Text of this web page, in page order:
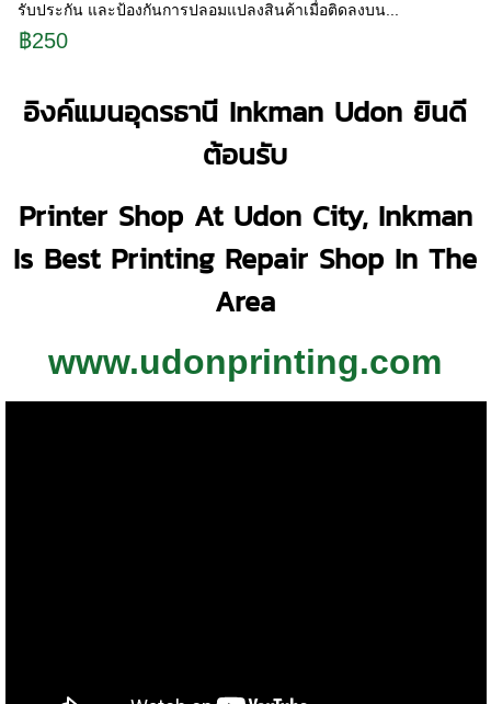
รับประกัน และป้องกันการปลอมแปลงสินค้าเมื่อติดลงบน...
฿250
อิงค์แมนอุดรธานี Inkman Udon ยินดี
ต้อนรับ
Printer Shop At Udon City, Inkman
Is Best Printing Repair Shop In The
Area
www.udonprinting.com